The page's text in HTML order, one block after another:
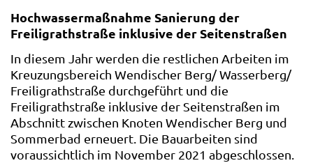
Hochwassermaßnahme Sanierung der
Freiligrathstraße inklusive der Seitenstraßen
In diesem Jahr werden die restlichen Arbeiten im
Kreuzungsbereich Wendischer Berg/ Wasserberg/
Freiligrathstraße durchgeführt und die
Freiligrathstraße inklusive der Seitenstraßen im
Abschnitt zwischen Knoten Wendischer Berg und
Sommerbad erneuert. Die Bauarbeiten sind
voraussichtlich im November 2021 abgeschlossen.